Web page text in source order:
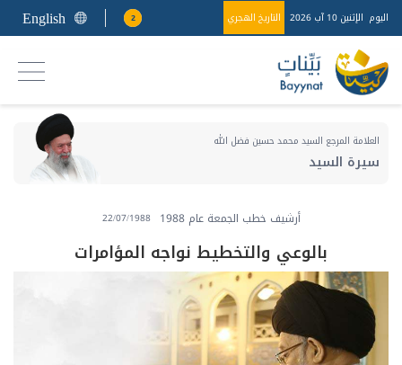
اليوم الإثنين 10 آب 2026 التاريخ الهجري 2
English
العلامة المرجع السيد محمد حسين فضل الله
سيرة السيد
أرشيف خطب الجمعة عام 1988 22/07/1988
بالوعي والتخطيط نواجه المؤامرات